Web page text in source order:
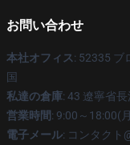
お問い合わせ
本社オフィス: 52335 ブ
国
私達の倉庫: 43 遼寧省
営業時間: 9:00～18:00(
電子メール: コンタクト